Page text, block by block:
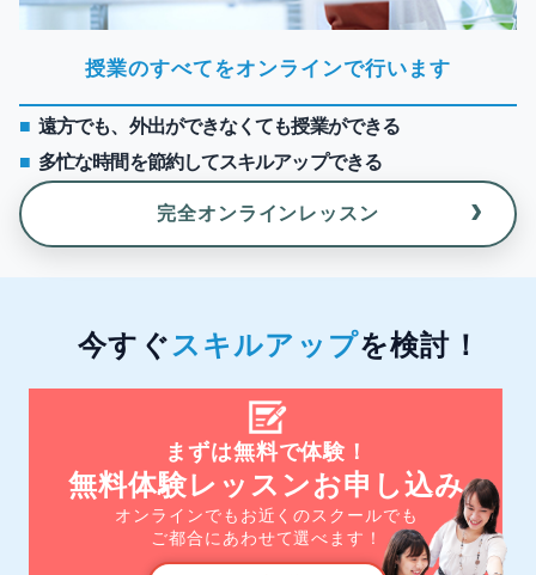
授業のすべてをオンラインで行います
遠方でも、外出ができなくても授業ができる
多忙な時間を節約してスキルアップできる
完全オンラインレッスン ›
今すぐスキルアップを検討！
まずは無料で体験！
無料体験レッスンお申し込み
オンラインでもお近くのスクールでも
ご都合にあわせて選べます！